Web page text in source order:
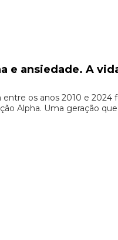
e ansiedade. A
entre os anos 2010 e 2024
Alpha. Uma geração